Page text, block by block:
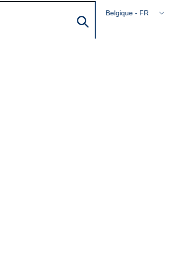
Belgique - FR